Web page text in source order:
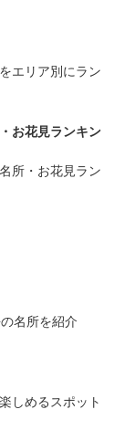
エリア別にラン
お花見ランキン
所・お花見ラン
名所を紹介
しめるスポット